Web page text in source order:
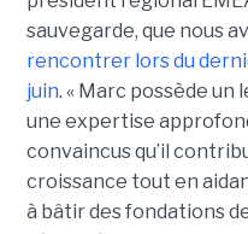
sauvegarde, que nous
rencontrer lors du
juin. « Marc possède
une expertise
convaincus qu’il
croissance tout en
à bâtir des fondations